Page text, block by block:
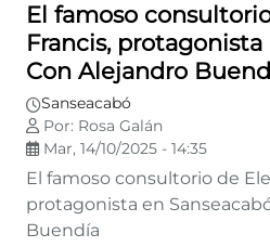
El famoso
Francis, protagonista
Con Alejandro
Sanseacabó
Por: Rosa Galán
Mar, 14/10/2025 - 14:35
El famoso consultorio de
protagonista en
Buendía